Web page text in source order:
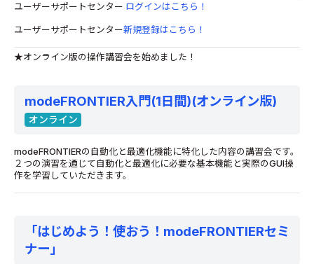
ユーザーサポートセンター ログインはこちら！
ユーザーサポートセンター新規登録はこちら！
★オンライン版の操作講習会を始めました！
modeFRONTIER入門(1日間)(オンライン版)
オンライン
modeFRONTIERの自動化と最適化機能に特化した内容の講習会です。
２つの演習を通じて自動化と最適化に必要な基本機能と実際のGUI操
作を学習していただきます。
「はじめよう！使おう！modeFRONTIERセミ
ナー」